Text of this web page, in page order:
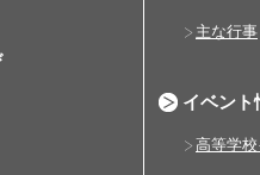
主な行事
イベント
高等学